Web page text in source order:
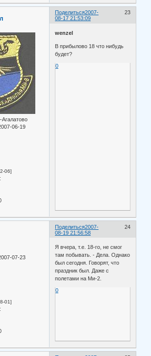
Поделиться 23
2007-
08-17 21:53:09
06-19
06]
wenzel
В прибылово 18 что нибудь
будет?
0
Поделиться 24
2007-
08-19 21:56:58
07-23
01]
Я вчера, т.е. 18-го, не смог
там побывать. - Дела. Однако
был сегодня. Говорят, что
праздник был. Даже с
полетами на Ми-2.
0